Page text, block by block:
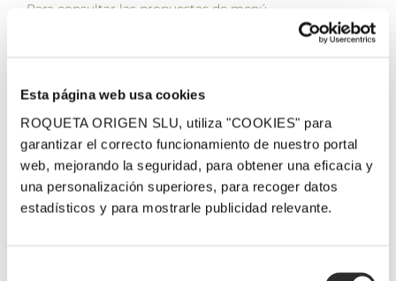
Esta página web usa cookies
ROQUETA ORIGEN SLU, utiliza "COOKIES" para
garantizar el correcto funcionamiento de nuestro portal
web, mejorando la seguridad, para obtener una eficacia y
una personalización superiores, para recoger datos
estadísticos y para mostrarle publicidad relevante.
Para consultar las propuestas de menú
¡Comparte el post!
Facebook
TwitterPinterestEmail